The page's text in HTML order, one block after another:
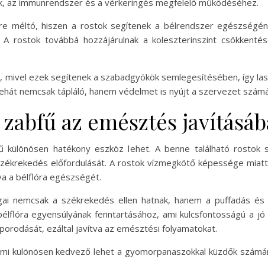
az immunrendszer és a vérkeringés megfelelő működéséhez.
méltó, hiszen a rostok segítenek a bélrendszer
A rostok továbbá hozzájárulnak a koleszterinszint
ezek segítenek a szabadgyökök semlegesítésében, így
nemcsak tápláló, hanem védelmet is nyújt a szervezet
az emésztés
hatékony eszköz lehet. A benne található rostok
előfordulását. A rostok vízmegkötő képessége
a bélflóra egészségét.
nemcsak a székrekedés ellen hatnak, hanem a puffadás
egyensúlyának fenntartásához, ami kulcsfontosságú a
ezáltal javítva az emésztési folyamatokat.
különösen kedvező lehet a gyomorpanaszokkal küzdők